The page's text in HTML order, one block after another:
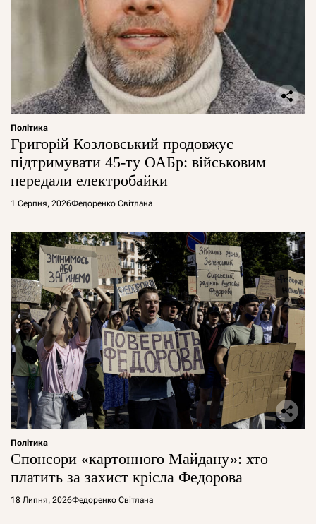
Політика
Григорій Козловський продовжує
підтримувати 45-ту ОАБр: військовим
передали електробайки
1 Серпня, 2026Федоренко Світлана
Політика
Спонсори «картонного Майдану»: хто
платить за захист крісла Федорова
18 Липня, 2026Федоренко Світлана